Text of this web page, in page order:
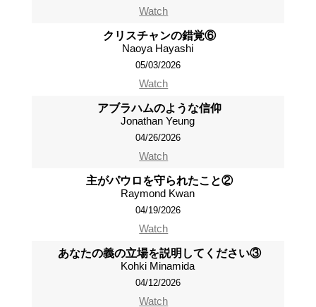
Watch
クリスチャンの錯覚⑥
Naoya Hayashi
05/03/2026
Watch
アブラハムのような信仰
Jonathan Yeung
04/26/2026
Watch
主がパウロを守られたこと②
Raymond Kwan
04/19/2026
Watch
あなたの義の立場を説明してください③
Kohki Minamida
04/12/2026
Watch